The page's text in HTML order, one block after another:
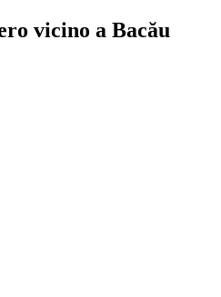
vicino a Bacău